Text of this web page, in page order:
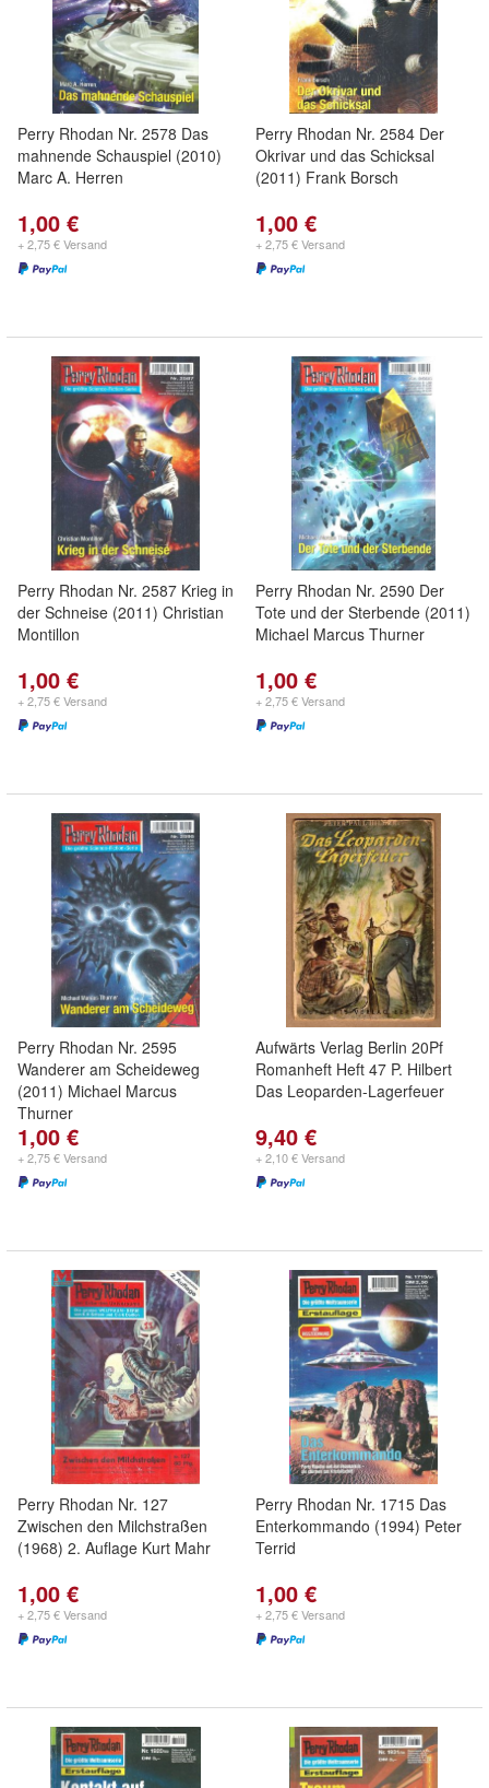
Perry Rhodan Nr. 2578 Das
mahnende Schauspiel (2010)
Marc A. Herren
1,00 €
+ 2,75 € Versand
Perry Rhodan Nr. 2584 Der
Okrivar und das Schicksal
(2011) Frank Borsch
1,00 €
+ 2,75 € Versand
Perry Rhodan Nr. 2587 Krieg in
der Schneise (2011) Christian
Montillon
1,00 €
+ 2,75 € Versand
Perry Rhodan Nr. 2590 Der
Tote und der Sterbende (2011)
Michael Marcus Thurner
1,00 €
+ 2,75 € Versand
Perry Rhodan Nr. 2595
Wanderer am Scheideweg
(2011) Michael Marcus
Thurner
1,00 €
+ 2,75 € Versand
Aufwärts Verlag Berlin 20Pf
Romanheft Heft 47 P. Hilbert
Das Leoparden-Lagerfeuer
9,40 €
+ 2,10 € Versand
Perry Rhodan Nr. 127
Zwischen den Milchstraßen
(1968) 2. Auflage Kurt Mahr
1,00 €
+ 2,75 € Versand
Perry Rhodan Nr. 1715 Das
Enterkommando (1994) Peter
Terrid
1,00 €
+ 2,75 € Versand